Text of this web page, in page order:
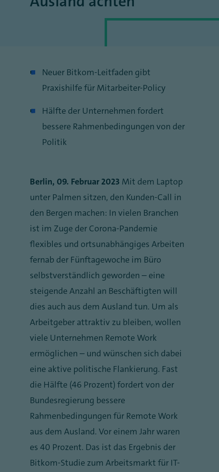
Neuer Bitkom-Leitfaden gibt
Praxishilfe für Mitarbeiter-Policy
Hälfte der Unternehmen fordert
bessere Rahmenbedingungen von der
Politik
Berlin, 09. Februar 2023 Mit dem Laptop
unter Palmen sitzen, den Kunden-Call in
den Bergen machen: In vielen Branchen
ist im Zuge der Corona-Pandemie
flexibles und ortsunabhängiges Arbeiten
fernab der Fünftagewoche im Büro
selbstverständlich geworden – eine
steigende Anzahl an Beschäftigten will
dies auch aus dem Ausland tun. Um als
Arbeitgeber attraktiv zu bleiben, wollen
viele Unternehmen Remote Work
ermöglichen – und wünschen sich dabei
eine aktive politische Flankierung. Fast
die Hälfte (46 Prozent) fordert von der
Bundesregierung bessere
Rahmenbedingungen für Remote Work
aus dem Ausland. Vor einem Jahr waren
es 40 Prozent. Das ist das Ergebnis der
Bitkom-Studie zum Arbeitsmarkt für IT-